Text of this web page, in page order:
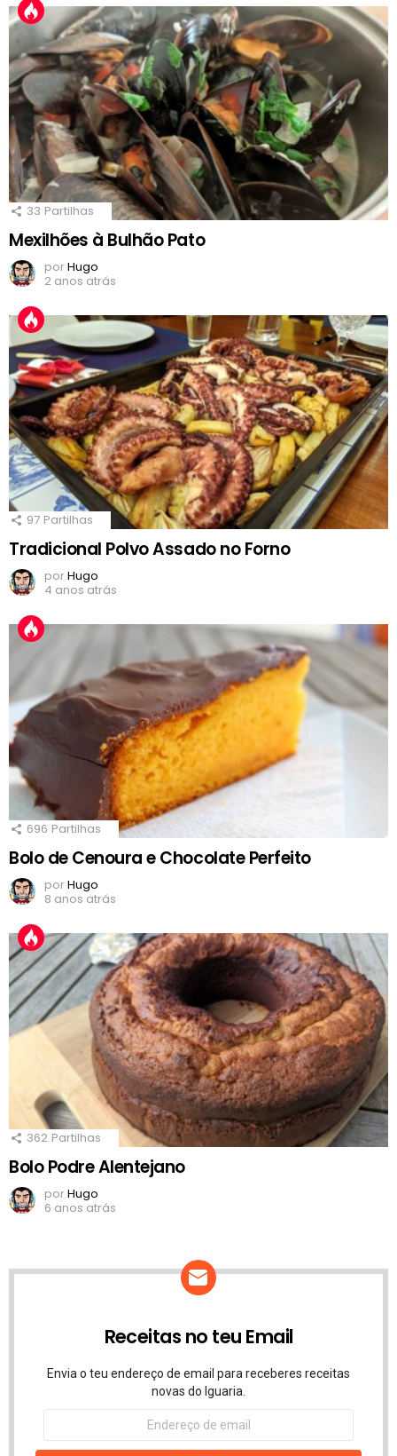
33 Partilhas
Mexilhões à Bulhão Pato
porHugo
2 anos atrás
97 Partilhas
Tradicional Polvo Assado no Forno
porHugo
4 anos atrás
696 Partilhas
Bolo de Cenoura e Chocolate Perfeito
porHugo
8 anos atrás
362 Partilhas
Bolo Podre Alentejano
porHugo
6 anos atrás
Receitas no teu Email
Envia o teu endereço de email para receberes receitas
novas do Iguaria.
Endereço
email